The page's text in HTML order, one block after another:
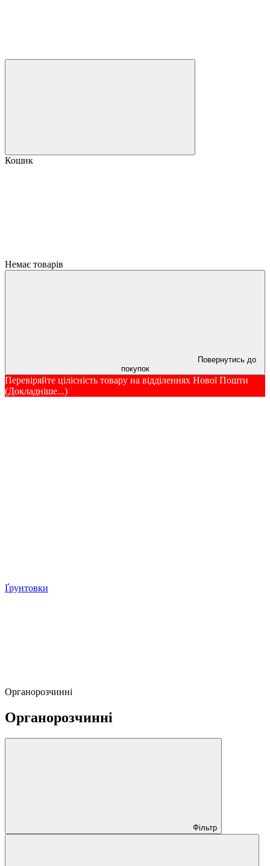
Кошик
Немає товарів
Повернутись до
покупок
Перевіряйте цілісність товару на відділеннях Нової Пошти
(Докладніше...)
Ґрунтовки
Органорозчинні
Органорозчинні
Фільтр